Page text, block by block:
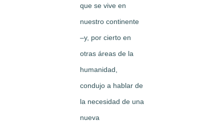
que se vive en
nuestro continente
–y, por cierto en
otras áreas de la
humanidad,
condujo a hablar de
la necesidad de una
nueva